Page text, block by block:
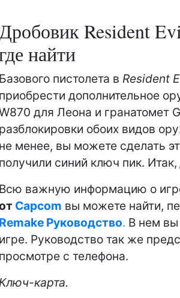
Resident
найти
Базового пистолета в Resident
приобрести дополнительное
для Леона и гранатомет
разблокировки обоих видов
не менее, вы можете сделать
получили синий ключ пик. Итак,
Всю важную информацию о
Capcom вы можете найти,
Remake Руководство. В нем вы
игре. Руководство так же
просмотре с телефона.
Ключ-карта.